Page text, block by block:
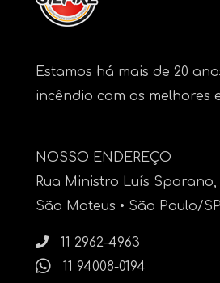
Estamos há mais de 20
incêndio com os melhores
NOSSO ENDEREÇO
Rua Ministro Luís Sparano,
São Mateus • São Paulo/
11 2962-4963
11 94008-0194